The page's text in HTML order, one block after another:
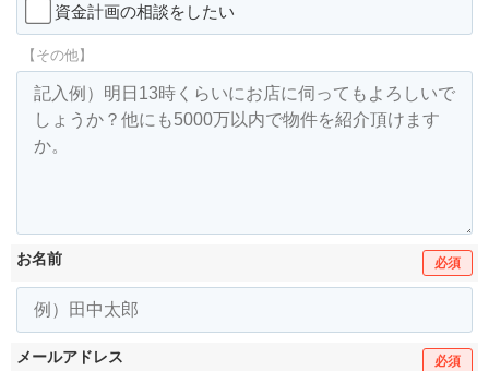
資金計画の相談をしたい
【その他】
お名前 必須
メールアドレス 必須